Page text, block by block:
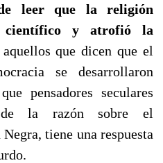
leer que la religión
científico y atrofió la
aquellos que dicen que el
se desarrollaron
pensadores seculares
la razón sobre el
tiene una respuesta